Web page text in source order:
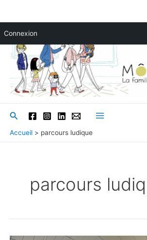
Connexion
contenu
Rechercher
Menu
Accueil parcours ludique
parcours